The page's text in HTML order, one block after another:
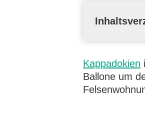
Kappadokien
Ballone um